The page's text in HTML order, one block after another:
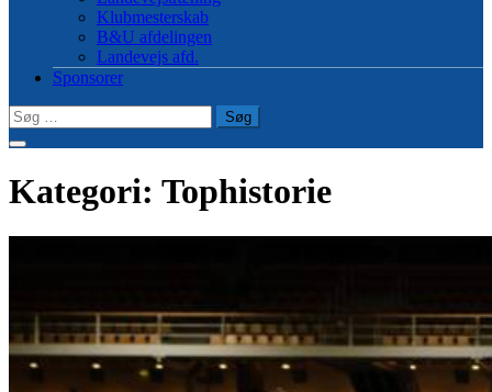
Klubmesterskab
B&U afdelingen
Landevejs afd.
Sponsorer
Søg
efter:
Kategori: Tophistorie